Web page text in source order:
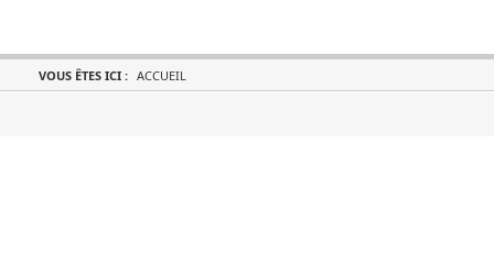
VOUS ÊTES ICI : ACCUEIL